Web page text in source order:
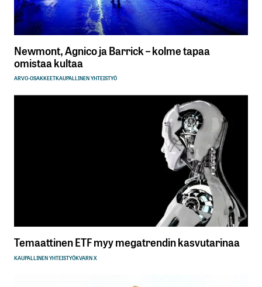
Newmont, Agnico ja Barrick – kolme tapaa
omistaa kultaa
ARVO-OSAKKEETKAUPALLINEN YHTEISTYÖ
Temaattinen ETF myy megatrendin kasvutarinaa
KAUPALLINEN YHTEISTYÖKVARN X